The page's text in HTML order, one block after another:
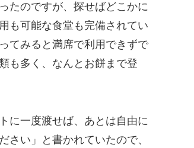
たのですが、探せばどこかに
も可能な食堂も完備されてい
てみると満席で利用できずで
も多く、なんとお餅まで登
に一度渡せば、あとは自由に
い」と書かれていたので、